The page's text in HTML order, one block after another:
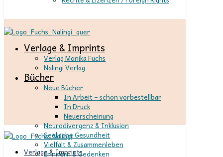
Verlage & Imprints
Verlag Monika Fuchs
Nalingi Verlag
Bücher
Neue Bücher
In Arbeit – schon vorbestellbar
In Druck
Neuerscheinung
Neurodivergenz & Inklusion
Seelische Gesundheit
Vielfalt & Zusammenleben
Erinnern & Gedenken
Verlage & Imprints